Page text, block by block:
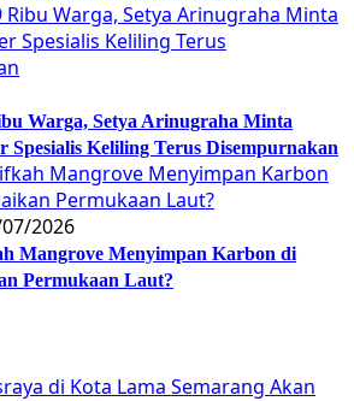
Warga, Setya Arinugraha Minta
Spesialis Keliling Terus Disempurnakan
2026
Mangrove Menyimpan Karbon di
Permukaan Laut?